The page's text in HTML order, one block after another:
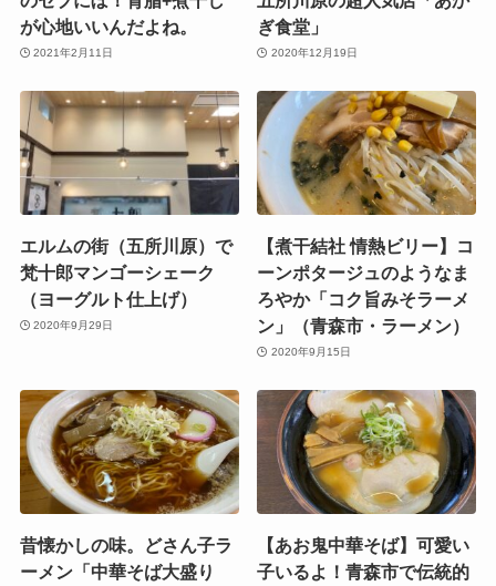
が心地いいんだよね。
2021年2月11日
ぎ食堂」
2020年12月19日
エルムの街（五所川原）で
梵十郎マンゴーシェーク
（ヨーグルト仕上げ）
2020年9月29日
【煮干結社 情熱ビリー】コ
ーンポタージュのようなま
ろやか「コク旨みそラーメ
ン」（青森市・ラーメン）
2020年9月15日
昔懐かしの味。どさん子ラ
ーメン「中華そば大盛り
【あお鬼中華そば】可愛い
子いるよ！青森市で伝統的